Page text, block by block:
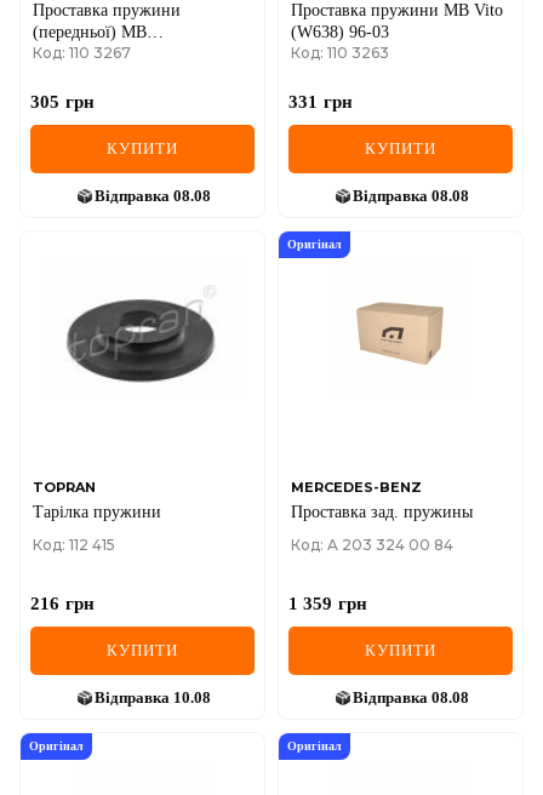
Проставка пружини
(передньої) MB
(W202/S202/A208/W210/S210)
Код: 110 3267
305 грн
КУПИТИ
Відправка 08.08
Проставка пружини MB Vito
(W638) 96-03
Код: 110 3263
331 грн
КУПИТИ
Відправка 08.08
TOPRAN
Тарiлка пружини
Код: 112 415
216 грн
КУПИТИ
Відправка 10.08
Оригінал
MERCEDES-BENZ
Проставка зад. пружины
Код: A 203 324 00 84
1 359 грн
КУПИТИ
Відправка 08.08
Оригінал Оригінал